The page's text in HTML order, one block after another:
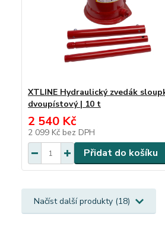
XTLINE Hydraulický zvedák
dvoupístový | 10 t
2 540 Kč
2 099 Kč bez DPH
Přidat do košíku
Načíst další produkty (18)